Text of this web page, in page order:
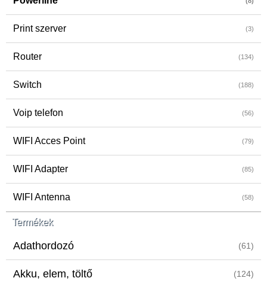
Print szerver (3)
Router (134)
Switch (188)
Voip telefon (56)
WIFI Acces Point (79)
WIFI Adapter (85)
WIFI Antenna (58)
Termékek
Adathordozó (61)
Akku, elem, töltő (124)